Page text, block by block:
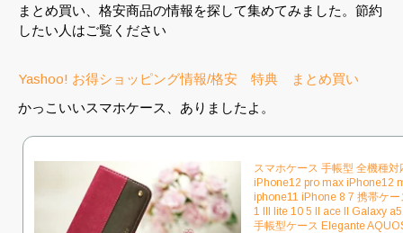
まとめ買い、格安商品の情報を探して集めてみました。節約
したい人はご覧ください
Yashoo! お得ショッピング情報/格安 特典 まとめ買い
かっこいいスマホケース、ありましたよ。
スマホケース 手帳型 全機種対
iPhone12 pro max iPhone12
iphone11 iPhone 8 7 携帯ケ
1 III lite 10 5 II ace II Galaxy
手帳型ケース Elegante